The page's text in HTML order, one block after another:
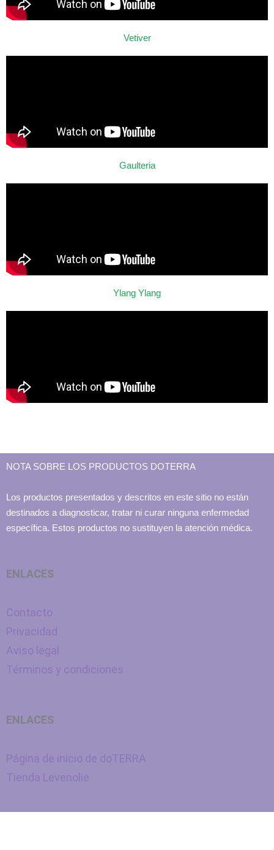
Vetiver
Gaulteria
Ylang Ylang
NOTA SOBRE LOS PRODUCTOS DOTERRA
Los productos presentados y descritos en este sitio no están
destinados a diagnosticar, tratar ni curar ninguna enfermedad
específica. Estos productos no sustituyen la atención médica.
ENLACES
Contacto
Privacidad
Aviso legal
Términos y condiciones
ENLACES
Página de inicio de doTERRA
Tienda Levenolie